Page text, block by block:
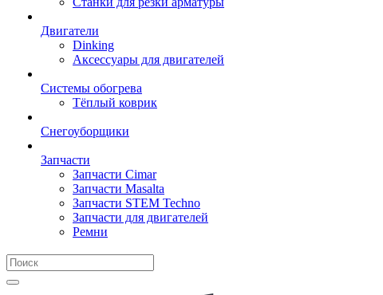
Двигатели
Dinking
Аксессуары для двигателей
Системы обогрева
Тёплый коврик
Снегоуборщики
Запчасти
Запчасти Cimar
Запчасти Masalta
Запчасти STEM Techno
Запчасти для двигателей
Ремни